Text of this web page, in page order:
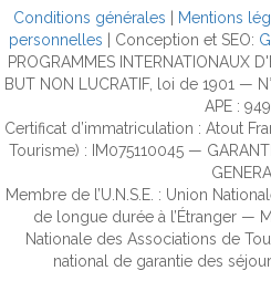
Conditions générales Mentions
personnelles | Conception et SEO:
PROGRAMMES INTERNATIONAUX
BUT NON LUCRATIF, loi de 1901 —
APE :
Certificat d’immatriculation : Atout
Tourisme) : IM075110045 —
Membre de l’U.N.S.E. : Union
de longue durée à l’Étranger —
Nationale des Associations de
national de garantie des